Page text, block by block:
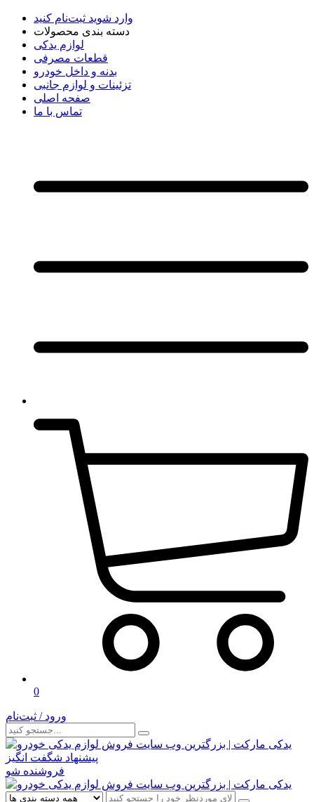
وارد شوید ثبت‌نام کنید
دسته بندی محصولات
لوازم یدکی
قطعات مصرفی
بدنه و داخل خودرو
تزئینات و لوازم جانبی
صفحه اصلی
تماس با ما
0
ورود / ثبت‌نام
پیشنهاد شگفت انگیز
فروشنده شو